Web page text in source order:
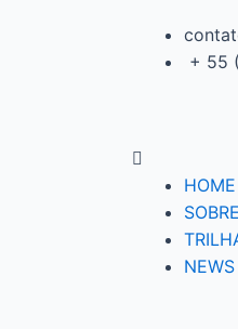
+ 55
HOME
NEWS